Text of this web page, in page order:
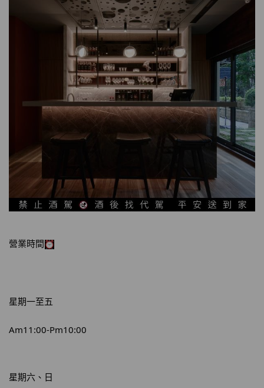
營業時間
星期一至五
Am11:00-Pm10:00
星期六、日